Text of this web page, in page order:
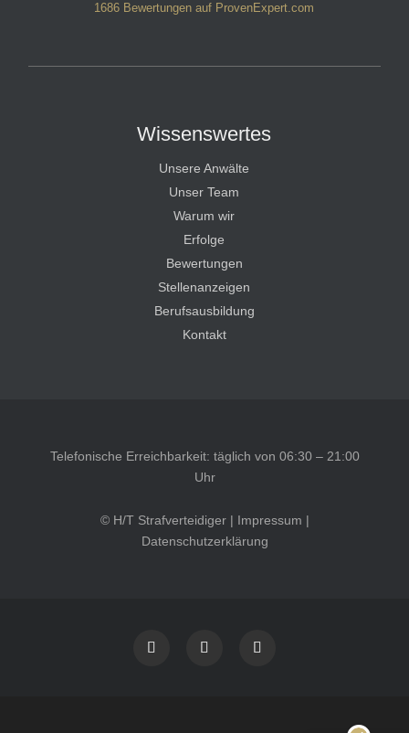
1686 Bewertungen auf ProvenExpert.com
Wissenswertes
Unsere Anwälte
Unser Team
Warum wir
Erfolge
Bewertungen
Stellenanzeigen
Berufsausbildung
Kontakt
Telefonische Erreichbarkeit: täglich von 06:30 – 21:00
Uhr
© H/T Strafverteidiger | Impressum |
Datenschutzerklärung